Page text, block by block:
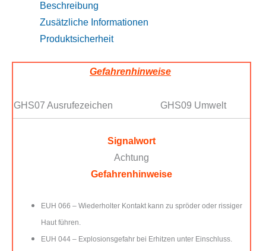
Beschreibung
Zusätzliche Informationen
Produktsicherheit
Gefahrenhinweise
GHS07 Ausrufezeichen GHS09 Umwelt
Signalwort
Achtung
Gefahrenhinweise
EUH 066 – Wiederholter Kontakt kann zu spröder oder rissiger
Haut führen.
EUH 044 – Explosionsgefahr bei Erhitzen unter Einschluss.